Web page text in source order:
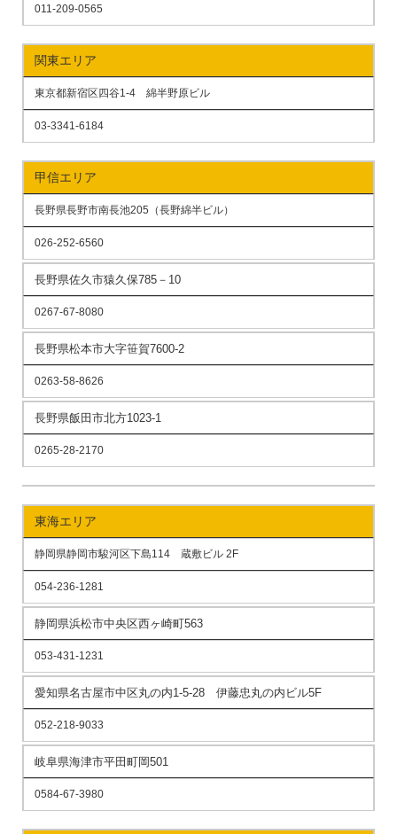
011-209-0565
関東エリア
東京都新宿区四谷1-4 綿半野原ビル
03-3341-6184
甲信エリア
長野県長野市南長池205（長野綿半ビル）
026-252-6560
長野県佐久市猿久保785－10
0267-67-8080
長野県松本市大字笹賀7600-2
0263-58-8626
長野県飯田市北方1023-1
0265-28-2170
東海エリア
静岡県静岡市駿河区下島114 蔵敷ビル 2F
054-236-1281
静岡県浜松市中央区西ヶ崎町563
053-431-1231
愛知県名古屋市中区丸の内1-5-28 伊藤忠丸の内ビル5F
052-218-9033
岐阜県海津市平田町岡501
0584-67-3980